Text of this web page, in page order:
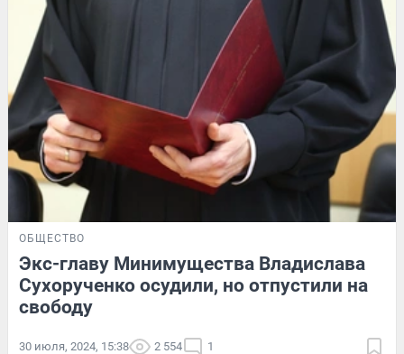
ОБЩЕСТВО
Экс-главу Минимущества Владислава
Сухорученко осудили, но отпустили на
свободу
30 июля, 2024, 15:38 2 554 1